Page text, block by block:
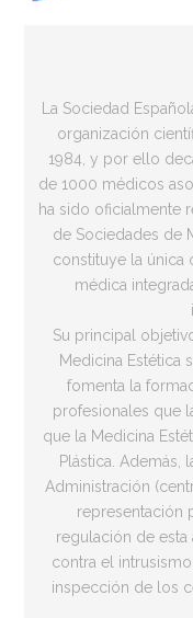
La Sociedad
organización
1984, y por ello
de 1000 médicos
ha sido oficialmente
de Sociedades de
constituye la única
médica
Su principal
Medicina Estética
fomenta la
profesionales que
que la Medicina
Plástica. Además,
Administración
representación
regulación de
contra el
inspección de los